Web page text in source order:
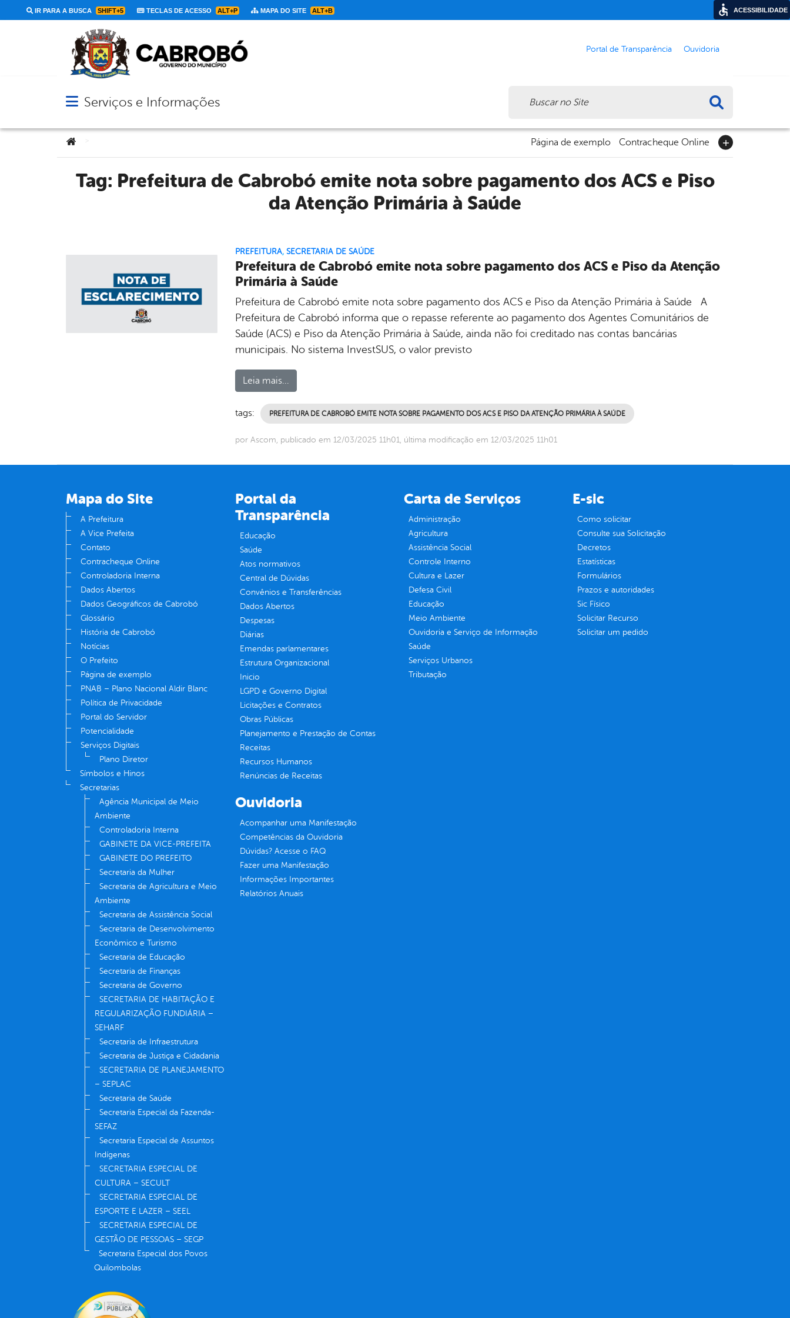
IR PARA A BUSCA SHIFT+5 TECLAS DE ACESSO ALT+P MAPA DO SITE ALT+B
Portal de Transparência Ouvidoria
Abrir menu principal de navegação
Serviços e Informações
Você está aqui: Página de exemplo Contracheque Online
Tag: Prefeitura de Cabrobó emite nota sobre pagamento dos ACS e Piso
da Atenção Primária à Saúde
PREFEITURA, SECRETARIA DE SAÚDE
Prefeitura de Cabrobó emite nota sobre pagamento dos ACS e Piso da Atenção
Primária à Saúde
Prefeitura de Cabrobó emite nota sobre pagamento dos ACS e Piso da Atenção Primária à Saúde A
Prefeitura de Cabrobó informa que o repasse referente ao pagamento dos Agentes Comunitários de
Saúde (ACS) e Piso da Atenção Primária à Saúde, ainda não foi creditado nas contas bancárias
municipais. No sistema InvestSUS, o valor previsto
Leia mais...
tags: PREFEITURA DE CABROBÓ EMITE NOTA SOBRE PAGAMENTO DOS ACS E PISO DA ATENÇÃO PRIMÁRIA À SAÚDE
por Ascom, publicado em 12/03/2025 11h01, última modificação em 12/03/2025 11h01
Mapa do Site
A Prefeitura
A Vice Prefeita
Contato
Contracheque Online
Controladoria Interna
Dados Abertos
Dados Geográficos de Cabrobó
Glossário
História de Cabrobó
Notícias
O Prefeito
Página de exemplo
PNAB – Plano Nacional Aldir Blanc
Política de Privacidade
Portal do Servidor
Potencialidade
Serviços Digitais
Plano Diretor
Símbolos e Hinos
Secretarias
Agência Municipal de Meio
Ambiente
Controladoria Interna
GABINETE DA VICE-PREFEITA
GABINETE DO PREFEITO
Secretaria da Mulher
Secretaria de Agricultura e Meio
Ambiente
Secretaria de Assistência Social
Secretaria de Desenvolvimento
Econômico e Turismo
Secretaria de Educação
Secretaria de Finanças
Secretaria de Governo
SECRETARIA DE HABITAÇÃO E
REGULARIZAÇÃO FUNDIÁRIA –
SEHARF
Secretaria de Infraestrutura
Secretaria de Justiça e Cidadania
SECRETARIA DE PLANEJAMENTO
– SEPLAC
Secretaria de Saúde
Secretaria Especial da Fazenda-
SEFAZ
Secretaria Especial de Assuntos
Indígenas
SECRETARIA ESPECIAL DE
CULTURA – SECULT
SECRETARIA ESPECIAL DE
ESPORTE E LAZER – SEEL
SECRETARIA ESPECIAL DE
GESTÃO DE PESSOAS – SEGP
Secretaria Especial dos Povos
Quilombolas
Portal da
Transparência
Educação
Saúde
Atos normativos
Central de Dúvidas
Convênios e Transferências
Dados Abertos
Despesas
Diárias
Emendas parlamentares
Estrutura Organizacional
Inicio
LGPD e Governo Digital
Licitações e Contratos
Obras Públicas
Planejamento e Prestação de Contas
Receitas
Recursos Humanos
Renúncias de Receitas
Carta de Serviços
Administração
Agricultura
Assistência Social
Controle Interno
Cultura e Lazer
Defesa Civil
Educação
Meio Ambiente
Ouvidoria e Serviço de Informação
Saúde
Serviços Urbanos
Tributação
E-sic
Como solicitar
Consulte sua Solicitação
Decretos
Estatísticas
Formulários
Prazos e autoridades
Sic Físico
Solicitar Recurso
Solicitar um pedido
Ouvidoria
Acompanhar uma Manifestação
Competências da Ouvidoria
Dúvidas? Acesse o FAQ
Fazer uma Manifestação
Informações Importantes
Relatórios Anuais
ACESSIBILIDADE